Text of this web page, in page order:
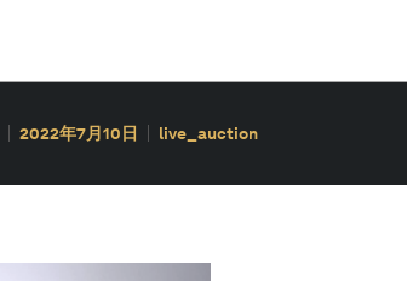
2022年7月10日 live_auction